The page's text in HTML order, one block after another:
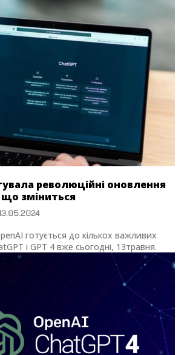
революційні оновлення
зміниться
готується до кількох важливих
і GPT 4 вже сьогодні, 13травня.